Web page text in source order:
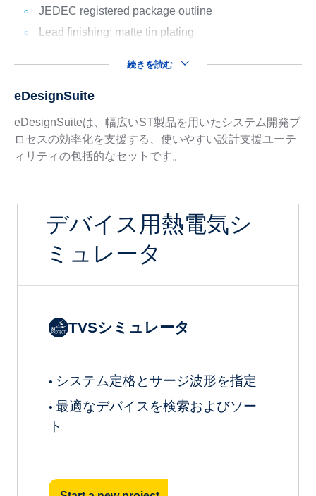
JEDEC registered package outline
Lead finishing: matte tin plating
続きを読む
eDesignSuite
eDesignSuiteは、幅広いST製品を用いたシステム開発プ
ロセスの効率化を支援する、使いやすい設計支援ユーテ
ィリティの包括的なセットです。
デバイス用熱電気シ
ミュレータ
TVSシミュレータ
• システム定格とサージ波形を指定
• 最適なデバイスを検索およびソー
ト